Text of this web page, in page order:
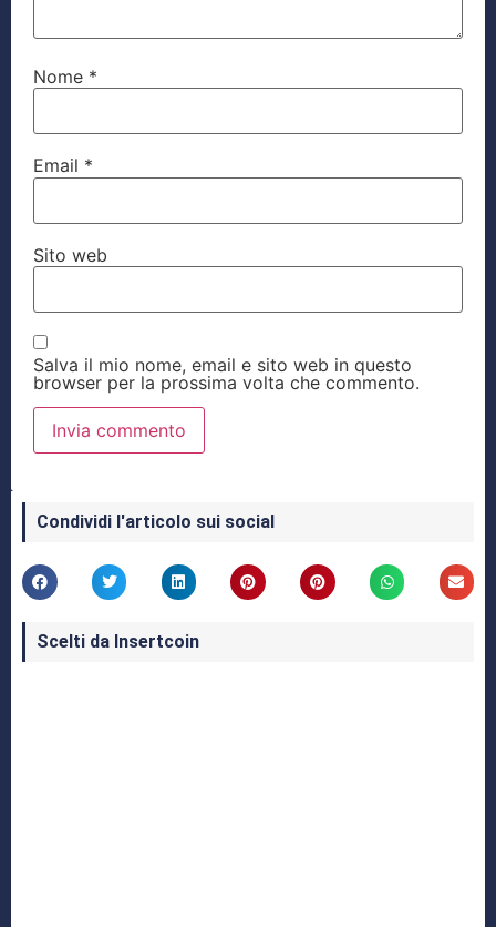
Nome *
Email *
Sito web
Salva il mio nome, email e sito web in questo
browser per la prossima volta che commento.
Condividi l'articolo sui social
Scelti da Insertcoin